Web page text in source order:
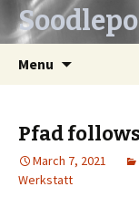
Menu
Pfad
March 7, 2021
Werkstatt